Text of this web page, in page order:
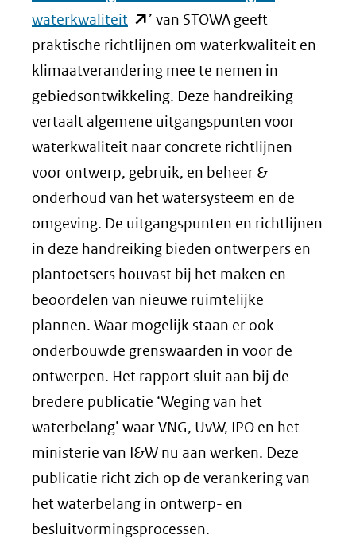
waterkwaliteit (opent
in
nieuw
venster)
(verwijst
naar
een
andere
website)
’ van STOWA geeft
praktische richtlijnen om waterkwaliteit en
klimaatverandering mee te nemen in
gebiedsontwikkeling. Deze handreiking
vertaalt algemene uitgangspunten voor
waterkwaliteit naar concrete richtlijnen
voor ontwerp, gebruik, en beheer &
onderhoud van het watersysteem en de
omgeving. De uitgangspunten en richtlijnen
in deze handreiking bieden ontwerpers en
plantoetsers houvast bij het maken en
beoordelen van nieuwe ruimtelijke
plannen. Waar mogelijk staan er ook
onderbouwde grenswaarden in voor de
ontwerpen. Het rapport sluit aan bij de
bredere publicatie ‘Weging van het
waterbelang’ waar VNG, UvW, IPO en het
ministerie van I&W nu aan werken. Deze
publicatie richt zich op de verankering van
het waterbelang in ontwerp- en
besluitvormingsprocessen.